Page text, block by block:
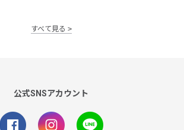
すべて見る
公式SNSアカウント